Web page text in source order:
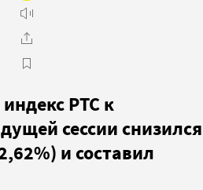
РТС к
сессии снизился
и составил